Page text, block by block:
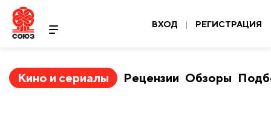
ВХОД | РЕГИСТРАЦИЯ
Кино и сериалы Рецензии Обзоры